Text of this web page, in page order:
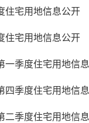
住宅用地信息公开
住宅用地信息公开
一季度住宅用地信
四季度住宅用地信
二季度住宅用地信